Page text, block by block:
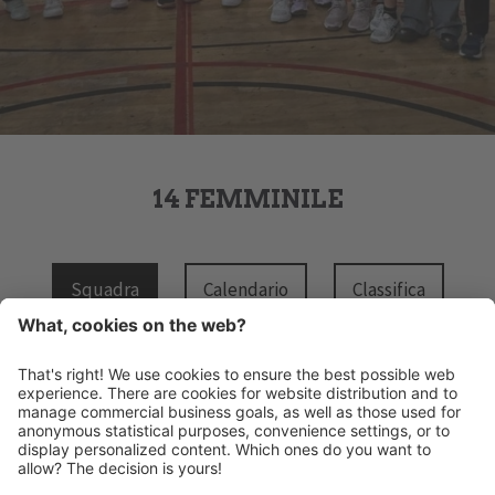
14 FEMMINILE
Squadra Calendario Classifica
HANDBALL MERAN ALPERIA
Via Lido 4
I-39012 Merano
INFO@HANDBALLMERAN.IT